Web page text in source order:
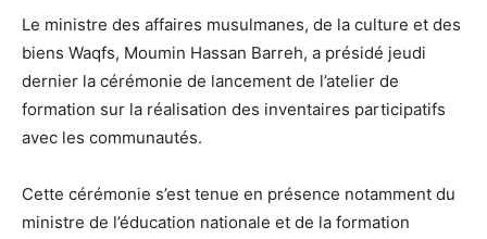
Le ministre des affaires musulmanes, de la culture et des
biens Waqfs, Moumin Hassan Barreh, a présidé jeudi
dernier la cérémonie de lancement de l’atelier de
formation sur la réalisation des inventaires participatifs
avec les communautés.
Cette cérémonie s’est tenue en présence notamment du
ministre de l’éducation nationale et de la formation